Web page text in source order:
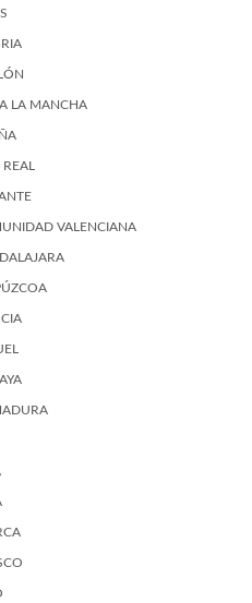
LA MANCHA
VALENCIANA